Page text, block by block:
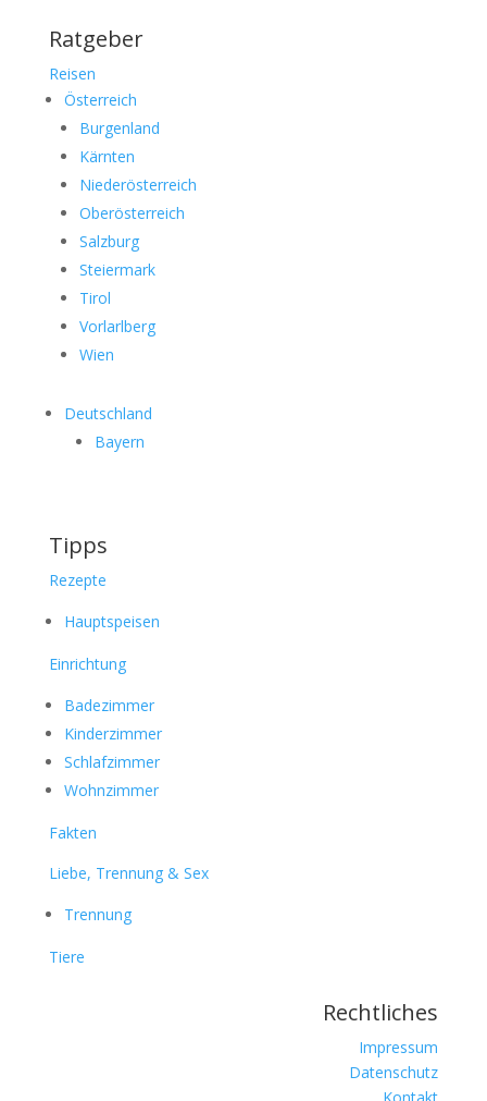
Ratgeber
Reisen
Österreich
Burgenland
Kärnten
Niederösterreich
Oberösterreich
Salzburg
Steiermark
Tirol
Vorlarlberg
Wien
Deutschland
Bayern
Tipps
Rezepte
Hauptspeisen
Einrichtung
Badezimmer
Kinderzimmer
Schlafzimmer
Wohnzimmer
Fakten
Liebe, Trennung & Sex
Trennung
Tiere
Rechtliches
Impressum
Datenschutz